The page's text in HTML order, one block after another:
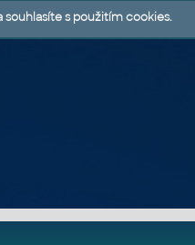
souhlasíte s použitím cookies.